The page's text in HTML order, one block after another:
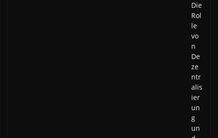
Die
Rol
le
vo
n
De
ze
ntr
alis
ier
un
g
un